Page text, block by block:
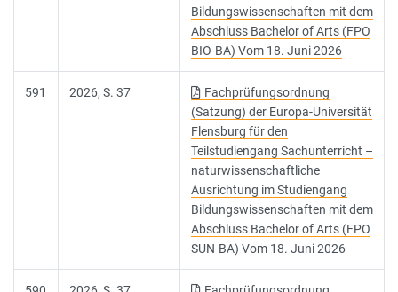
Bildungswissenschaften mit dem
Abschluss Bachelor of Arts (FPO
BIO-BA) Vom 18. Juni 2026
591 2026, S. 37
Fachprüfungsordnung
(Satzung) der Europa-Universität
Flensburg für den
Teilstudiengang Sachunterricht –
naturwissenschaftliche
Ausrichtung im Studiengang
Bildungswissenschaften mit dem
Abschluss Bachelor of Arts (FPO
SUN-BA) Vom 18. Juni 2026